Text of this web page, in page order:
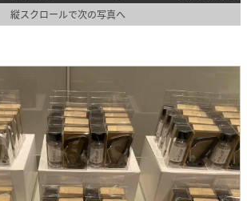
縦スクロールで次の写真へ